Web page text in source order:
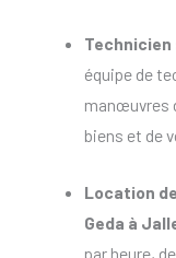
équipe de
manœuvres
biens et de
Location
Geda à
par heure,